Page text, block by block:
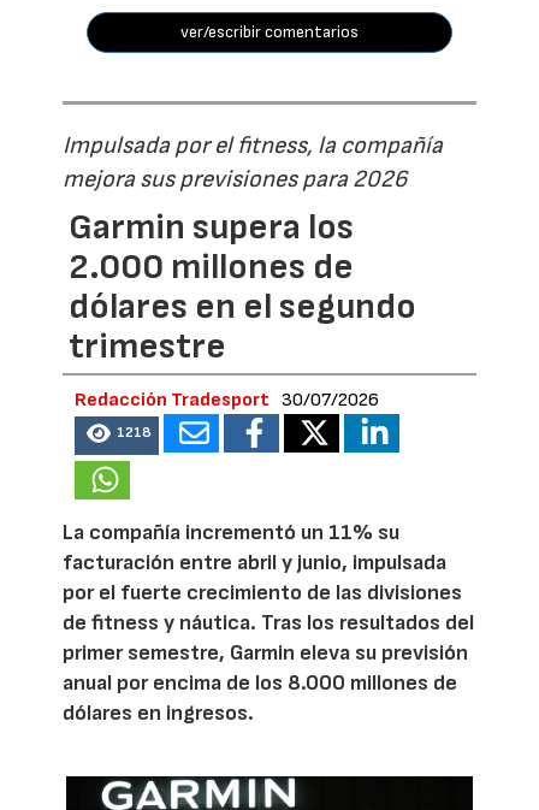
ver/escribir comentarios
Impulsada por el fitness, la compañía
mejora sus previsiones para 2026
Garmin supera los
2.000 millones de
dólares en el segundo
trimestre
Redacción Tradesport 30/07/2026
1218
La compañía incrementó un 11% su
facturación entre abril y junio, impulsada
por el fuerte crecimiento de las divisiones
de fitness y náutica. Tras los resultados del
primer semestre, Garmin eleva su previsión
anual por encima de los 8.000 millones de
dólares en ingresos.